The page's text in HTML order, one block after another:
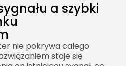
a szybki
nie pokrywa całego
staje się